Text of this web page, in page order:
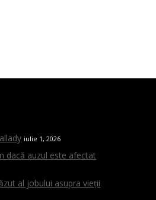
iulie 1, 2026
dacă auzul este afectat
al jobului asupra vieții